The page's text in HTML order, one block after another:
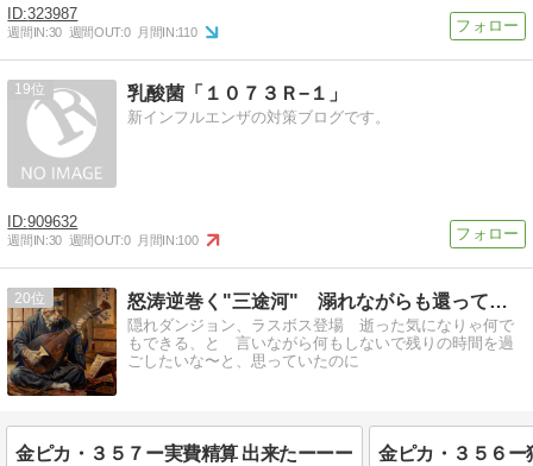
323987
週間IN:30 週間OUT:0 月間IN:110
19 乳酸菌「１０７３Ｒ−１」
新インフルエンザの対策ブログです。
909632
週間IN:30 週間OUT:0 月間IN:100
20 怒涛逆巻く"三途河" 溺れながらも還ってきた〜 ・・・ら
隠れダンジョン、ラスボス登場 逝った気になりゃ何で
もできる、と 言いながら何もしないで残りの時間を過
ごしたいな〜と、思っていたのに
金ピカ・３５７ー実費精算 出来たーーー